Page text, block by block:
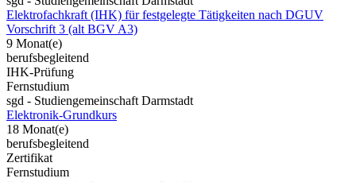
Elektrofachkraft (IHK) für festgelegte Tätigkeiten nach DGUV
Vorschrift 3 (alt BGV A3)
9 Monat(e)
berufsbegleitend
IHK-Prüfung
Fernstudium
sgd - Studiengemeinschaft Darmstadt
Elektronik-Grundkurs
18 Monat(e)
berufsbegleitend
Zertifikat
Fernstudium